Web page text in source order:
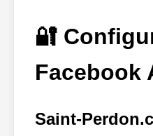
🔐
Facebook
Saint-